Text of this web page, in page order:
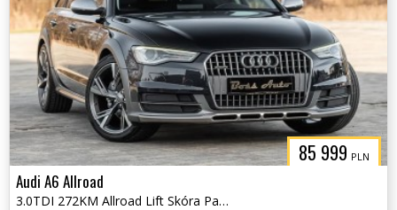
85 999 PLN
Audi A6 Allroad
3.0TDI 272KM Allroad Lift Skóra Pano Ledy 20" Full Serwis ASO !!